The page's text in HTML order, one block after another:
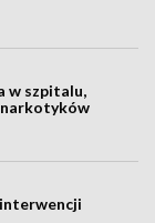
w szpitalu,
narkotyków